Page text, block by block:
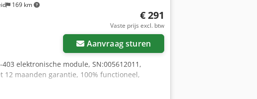
169 km
€ 291
Vaste prijs excl. btw
Aanvraag sturen
403 elektronische module, SN:005612011,
maanden garantie, 100% functioneel,